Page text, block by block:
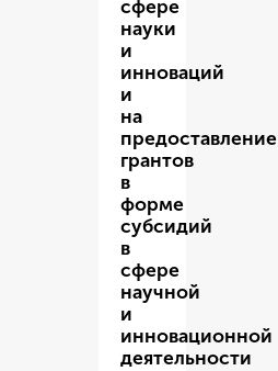
сфере
науки
и
инноваций
и
на
предоставление
грантов
в
форме
субсидий
в
сфере
научной
и
инновационной
деятельности